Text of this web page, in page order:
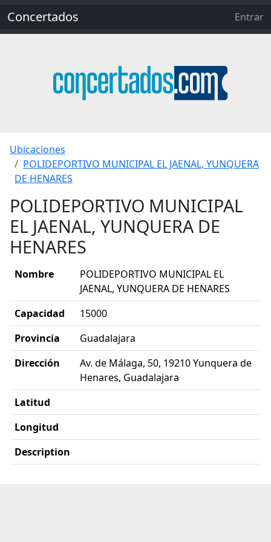
Concertados Entrar
Ubicaciones
POLIDEPORTIVO MUNICIPAL EL JAENAL, YUNQUERA
DE HENARES
POLIDEPORTIVO MUNICIPAL
EL JAENAL, YUNQUERA DE
HENARES
Nombre
POLIDEPORTIVO MUNICIPAL EL
JAENAL, YUNQUERA DE HENARES
Capacidad
15000
Provincia
Guadalajara
Dirección
Av. de Málaga, 50, 19210 Yunquera de
Henares, Guadalajara
Latitud
Longitud
Description